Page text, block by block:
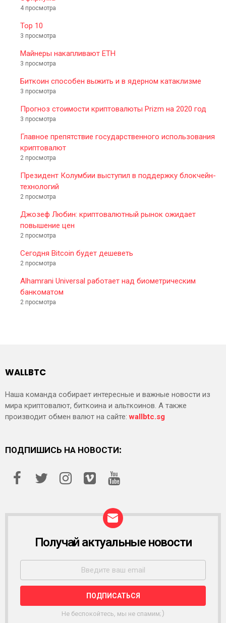
4 просмотра
Top 10
3 просмотра
Майнеры накапливают ETH
3 просмотра
Биткоин способен выжить и в ядерном катаклизме
3 просмотра
Прогноз стоимости криптовалюты Prizm на 2020 год
3 просмотра
Главное препятствие государственного использования
криптовалют
2 просмотра
Президент Колумбии выступил в поддержку блокчейн-
технологий
2 просмотра
Джозеф Любин: криптовалютный рынок ожидает
повышение цен
2 просмотра
Сегодня Bitcoin будет дешеветь
2 просмотра
Alhamrani Universal работает над биометрическим
банкоматом
2 просмотра
WALLBTC
Наша команда собирает интересные и важные новости из
мира криптовалют, биткоина и альткоинов. А также
производит обмен валют на сайте:wallbtc.sg
ПОДПИШИСЬ НА НОВОСТИ:
С
Ы
Л
К
Получай актуальные новости
Не беспокойтесь, мы не спамим;)